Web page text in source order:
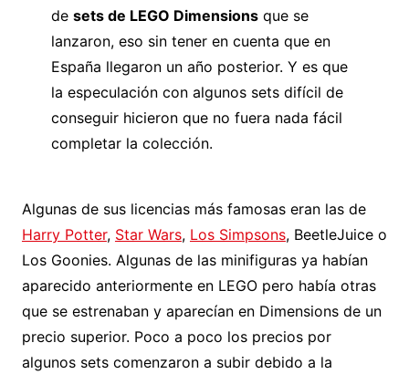
de sets de LEGO Dimensionsque se
lanzaron, eso sin tener en cuenta que en
España llegaron un año posterior. Y es que
la especulación con algunos sets difícil de
conseguir hicieron que no fuera nada fácil
completar la colección.
Algunas de sus licencias más famosas eran las de
Harry Potter, Star Wars, Los Simpsons, BeetleJuice o
Los Goonies. Algunas de las minifiguras ya habían
aparecido anteriormente en LEGO pero había otras
que se estrenaban y aparecían en Dimensions de un
precio superior. Poco a poco los precios por
algunos sets comenzaron a subir debido a la